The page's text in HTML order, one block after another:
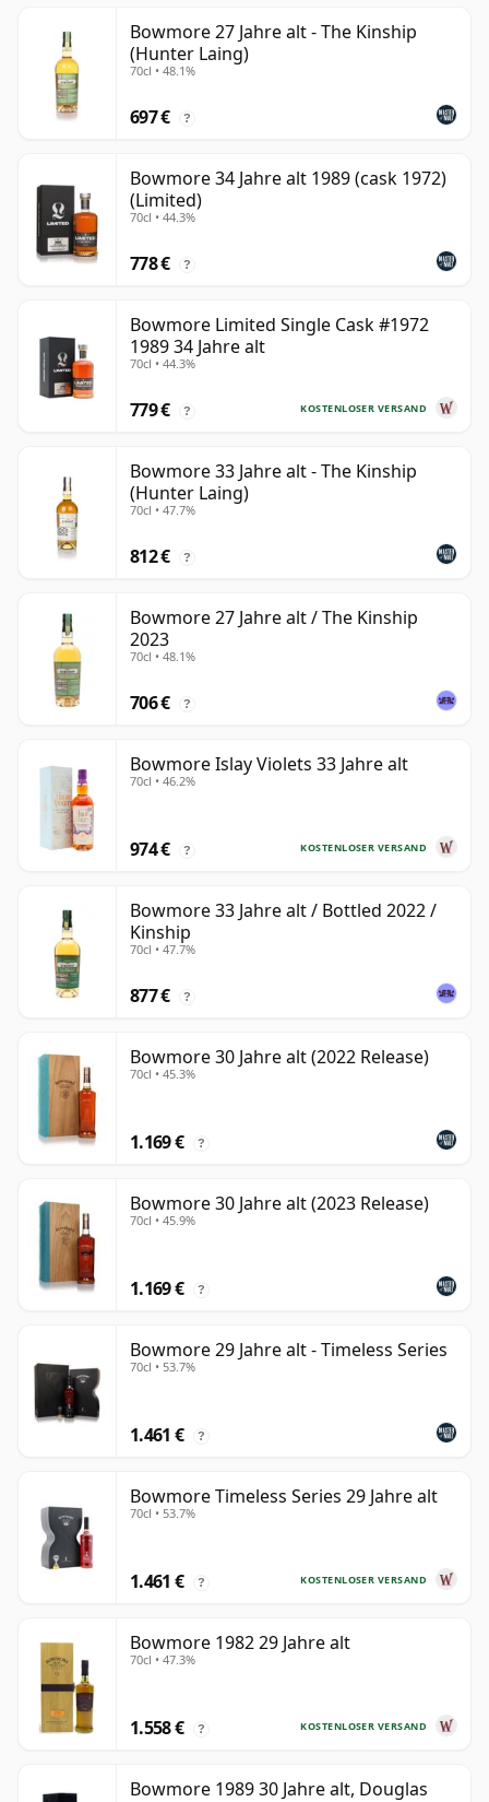
Bowmore 27 Jahre alt - The Kinship
(Hunter Laing)
70cl • 48.1%
697 € ?
Bowmore 34 Jahre alt 1989 (cask 1972)
(Limited)
70cl • 44.3%
778 € ?
Bowmore Limited Single Cask #1972
1989 34 Jahre alt
70cl • 44.3%
KOSTENLOSER VERSAND
779 € ?
Bowmore 33 Jahre alt - The Kinship
(Hunter Laing)
70cl • 47.7%
812 € ?
Bowmore 27 Jahre alt / The Kinship
2023
70cl • 48.1%
706 € ?
Bowmore Islay Violets 33 Jahre alt
70cl • 46.2%
KOSTENLOSER VERSAND
974 € ?
Bowmore 33 Jahre alt / Bottled 2022 /
Kinship
70cl • 47.7%
877 € ?
Bowmore 30 Jahre alt (2022 Release)
70cl • 45.3%
1.169 € ?
Bowmore 30 Jahre alt (2023 Release)
70cl • 45.9%
1.169 € ?
Bowmore 29 Jahre alt - Timeless Series
70cl • 53.7%
1.461 € ?
Bowmore Timeless Series 29 Jahre alt
70cl • 53.7%
KOSTENLOSER VERSAND
1.461 € ?
Bowmore 1982 29 Jahre alt
70cl • 47.3%
KOSTENLOSER VERSAND
1.558 € ?
Bowmore 1989 30 Jahre alt, Douglas